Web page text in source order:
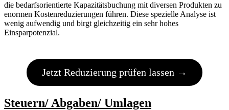
die bedarfsorientierte Kapazitätsbuchung mit diversen Produkten zu
enormen Kostenreduzierungen führen. Diese spezielle Analyse ist
wenig aufwendig und birgt gleichzeitig ein sehr hohes
Einsparpotenzial.
Jetzt Reduzierung prüfen lassen →
Steuern/ Abgaben/ Umlagen